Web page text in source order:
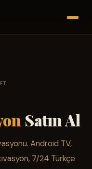
Satın Al
Android TV,
7/24 Türkçe